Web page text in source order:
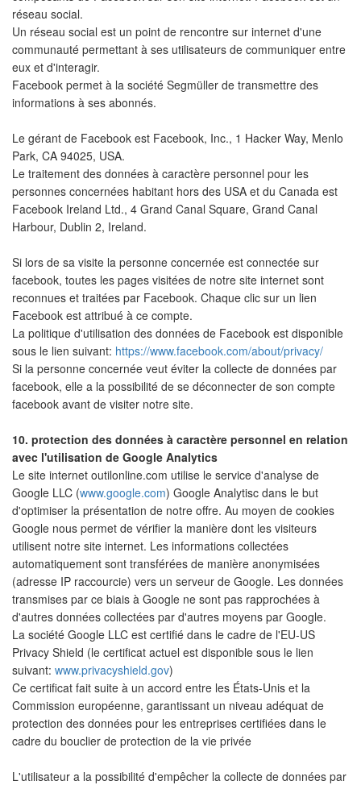
réseau social.
Un réseau social est un point de rencontre sur internet d'une
communauté permettant à ses utilisateurs de communiquer entre
eux et d'interagir.
Facebook permet à la société Segmüller de transmettre des
informations à ses abonnés.
Le gérant de Facebook est Facebook, Inc., 1 Hacker Way, Menlo
Park, CA 94025, USA.
Le traitement des données à caractère personnel pour les
personnes concernées habitant hors des USA et du Canada est
Facebook Ireland Ltd., 4 Grand Canal Square, Grand Canal
Harbour, Dublin 2, Ireland.
Si lors de sa visite la personne concernée est connectée sur
facebook, toutes les pages visitées de notre site internet sont
reconnues et traitées par Facebook. Chaque clic sur un lien
Facebook est attribué à ce compte.
La politique d'utilisation des données de Facebook est disponible
sous le lien suivant: https://www.facebook.com/about/privacy/
Si la personne concernée veut éviter la collecte de données par
facebook, elle a la possibilité de se déconnecter de son compte
facebook avant de visiter notre site.
10. protection des données à caractère personnel en relation
avec l'utilisation de Google Analytics
Le site internet outilonline.com utilise le service d'analyse de
Google LLC (www.google.com) Google Analytisc dans le but
d'optimiser la présentation de notre offre. Au moyen de cookies
Google nous permet de vérifier la manière dont les visiteurs
utilisent notre site internet. Les informations collectées
automatiquement sont transférées de manière anonymisées
(adresse IP raccourcie) vers un serveur de Google. Les données
transmises par ce biais à Google ne sont pas rapprochées à
d'autres données collectées par d'autres moyens par Google.
La société Google LLC est certifié dans le cadre de l'EU-US
Privacy Shield (le certificat actuel est disponible sous le lien
suivant: www.privacyshield.gov)
Ce certificat fait suite à un accord entre les États-Unis et la
Commission européenne, garantissant un niveau adéquat de
protection des données pour les entreprises certifiées dans le
cadre du bouclier de protection de la vie privée
L'utilisateur a la possibilité d'empêcher la collecte de données par